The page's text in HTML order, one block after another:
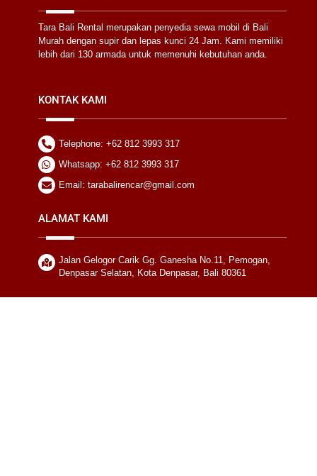
Tara Bali Rental merupakan penyedia sewa mobil di Bali
Murah dengan supir dan lepas kunci 24 Jam. Kami memiliki
lebih dari 130 armada untuk memenuhi kebutuhan anda.
KONTAK KAMI
Telephone: +62 812 3993 317
Whatsapp: +62 812 3993 317
Email: tarabalirencar@gmail.com
ALAMAT KAMI
Jalan Gelogor Carik Gg. Ganesha No.11, Pemogan,
Denpasar Selatan, Kota Denpasar, Bali 80361